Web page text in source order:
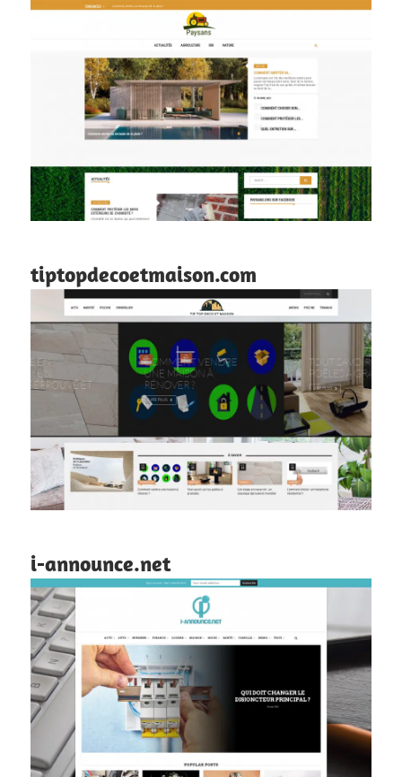
tiptopdecoetmaison.com
i-announce.net